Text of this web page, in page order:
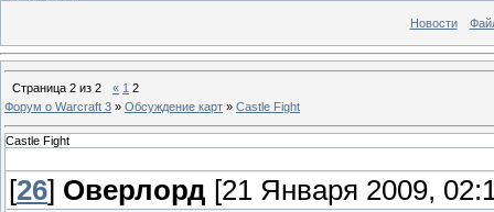
Новости
Страница 2 из 2 « 1 2
Форум о Warcraft 3 » Обсуждение карт » Castle Fight
Castle Fight
[26] Оверлорд [21 Января 2009,